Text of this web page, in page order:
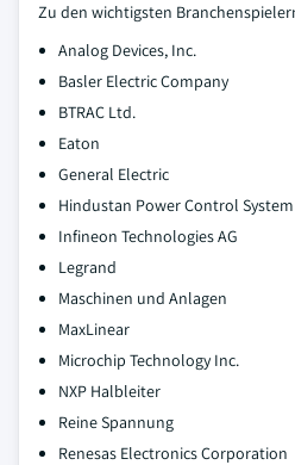
Zu den wichtigsten
Analog Devices, Inc.
Basler Electric Company
BTRAC Ltd.
Eaton
General Electric
Hindustan Power Control System
Infineon Technologies AG
Legrand
Maschinen und Anlagen
MaxLinear
Microchip Technology Inc.
NXP Halbleiter
Reine Spannung
Renesas Electronics Corporation